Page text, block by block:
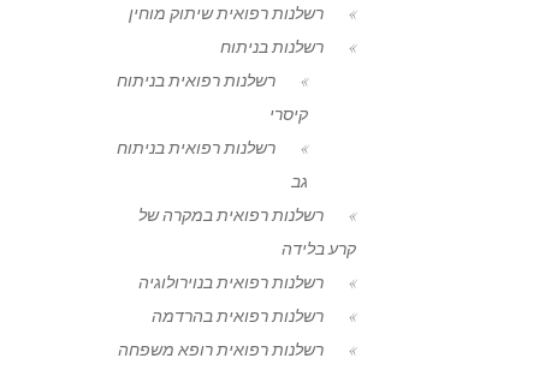
רשלנות רפואית שיתוק מוחין
רשלנות בניתוח
רשלנות רפואית בניתוח
קיסרי
רשלנות רפואית בניתוח
גב
רשלנות רפואית במקרה של
קרע בלידה
רשלנות רפואית בנוירולוגיה
רשלנות רפואית בהרדמה
רשלנות רפואית רופא משפחה